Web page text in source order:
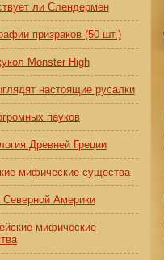
ли Слендермен
призраков (50 шт.)
Monster High
настоящие русалки
пауков
Древней Греции
мифические существа
Америки
мифические